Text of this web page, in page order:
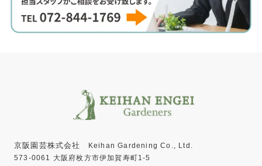
京阪園芸株式会社
Keihan Gardening Co., Ltd.
573-0061 大阪府枚方市伊加賀寿町1-5